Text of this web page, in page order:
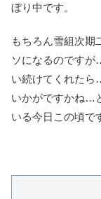
ぼり中です。
もちろん雪組次
ソになるのです
い続けてくれた
いかがですかね…
いる今日この頃で